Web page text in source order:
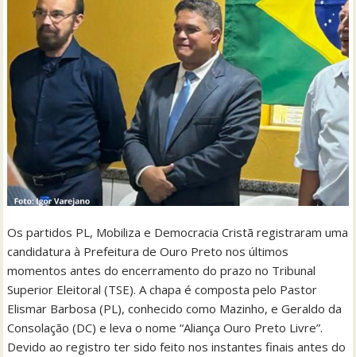
Os partidos PL, Mobiliza e Democracia Cristã registraram uma
candidatura à Prefeitura de Ouro Preto nos últimos
momentos antes do encerramento do prazo no Tribunal
Superior Eleitoral (TSE). A chapa é composta pelo Pastor
Elismar Barbosa (PL), conhecido como Mazinho, e Geraldo da
Consolação (DC) e leva o nome “Aliança Ouro Preto Livre”.
Devido ao registro ter sido feito nos instantes finais antes do